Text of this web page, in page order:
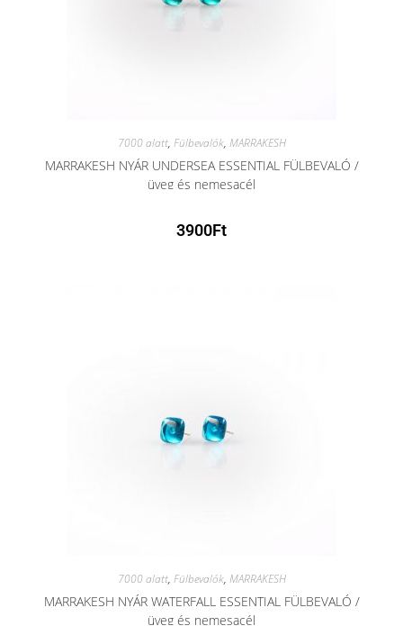
7000 alatt, Fülbevalók, MARRAKESH
MARRAKESH NYÁR UNDERSEA ESSENTIAL FÜLBEVALÓ /
üveg és nemesacél
3900Ft
7000 alatt, Fülbevalók, MARRAKESH
MARRAKESH NYÁR WATERFALL ESSENTIAL FÜLBEVALÓ /
üveg és nemesacél